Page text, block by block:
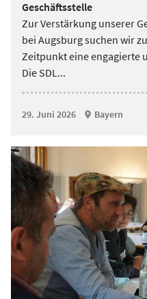
Geschäftsstelle
Zur Verstärkung unserer
bei Augsburg suchen wir
Zeitpunkt eine engagierte
Die SDL...
29. Juni 2026 Bayern